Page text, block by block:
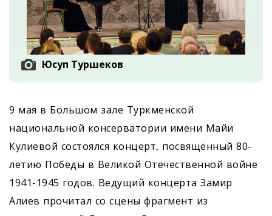
Юсуп Туршеков
9 мая в Большом зале Туркменской
национальной консерватории имени Майи
Кулиевой состоялся концерт, посвящённый 80-
летию Победы в Великой Отечественной войне
1941-1945 годов. Ведущий концерта Замир
Алиев прочитал со сцены фрагмент из